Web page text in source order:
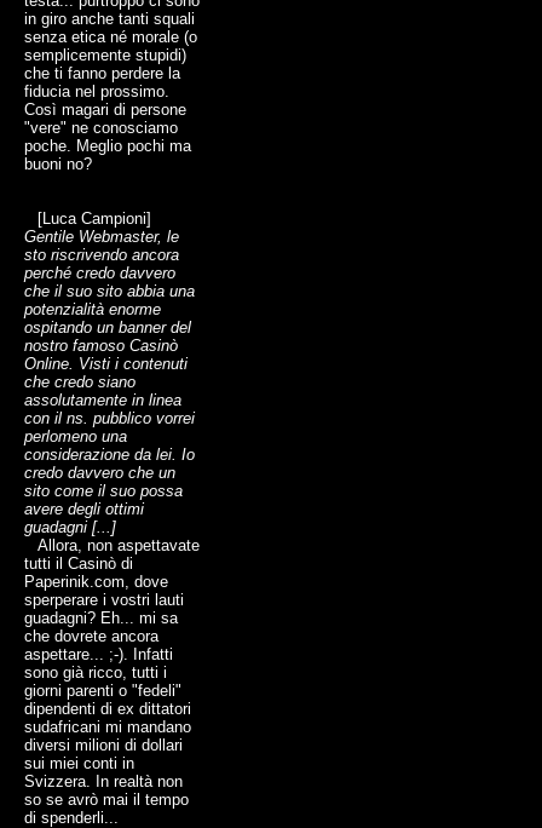
in giro anche tanti squali
senza etica né morale (o
semplicemente stupidi)
che ti fanno perdere la
fiducia nel prossimo.
Così magari di persone
"vere" ne conosciamo
poche. Meglio pochi ma
buoni no?
[Luca Campioni]
Gentile Webmaster, le
sto riscrivendo ancora
perché credo davvero
che il suo sito abbia una
potenzialità enorme
ospitando un banner del
nostro famoso Casinò
Online. Visti i contenuti
che credo siano
assolutamente in linea
con il ns. pubblico vorrei
perlomeno una
considerazione da lei. Io
credo davvero che un
sito come il suo possa
avere degli ottimi
guadagni [...]
Allora, non aspettavate
tutti il Casinò di
Paperinik.com, dove
sperperare i vostri lauti
guadagni? Eh... mi sa
che dovrete ancora
aspettare... ;-). Infatti
sono già ricco, tutti i
giorni parenti o "fedeli"
dipendenti di ex dittatori
sudafricani mi mandano
diversi milioni di dollari
sui miei conti in
Svizzera. In realtà non
so se avrò mai il tempo
di spenderli...